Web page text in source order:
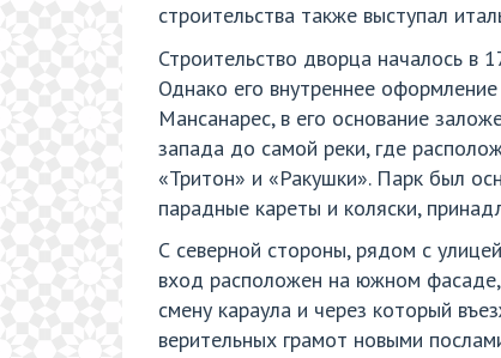
строительства также выступал
Строительство дворца началось в
Однако его внутреннее
Мансанарес, в его основание
запада до самой реки, где
«Тритон» и «Ракушки». Парк был
парадные кареты и коляски,
С северной стороны, рядом с
вход расположен на южном
смену караула и через который
верительных грамот новыми